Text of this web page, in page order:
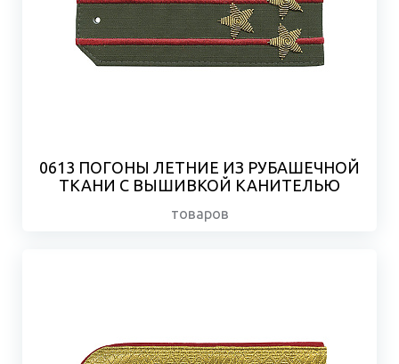
0613 ПОГОНЫ ЛЕТНИЕ ИЗ РУБАШЕЧНОЙ
ТКАНИ С ВЫШИВКОЙ КАНИТЕЛЬЮ
товаров